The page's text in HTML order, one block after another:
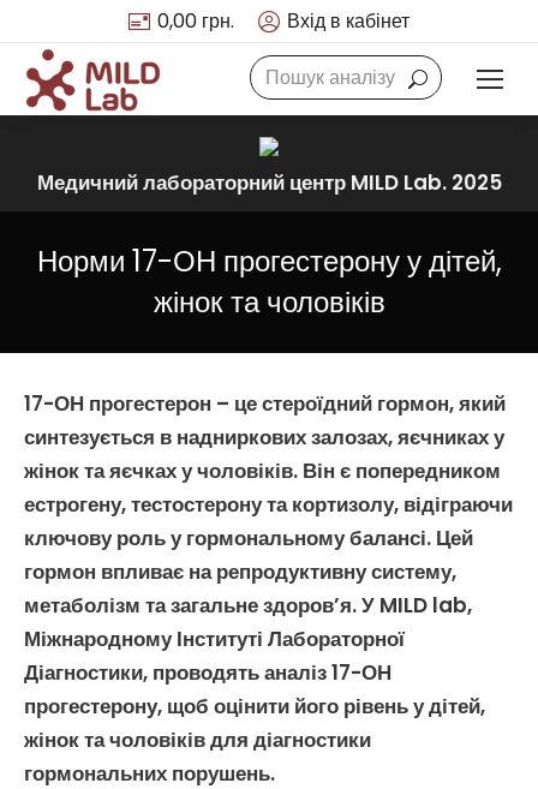
0,00 грн. Вхід в кабінет
Search:
Норми 17-ОН прогестерону у дітей,
жінок та чоловіків
17-ОН прогестерон – це стероїдний гормон, який
синтезується в надниркових залозах, яєчниках у
жінок та яєчках у чоловіків. Він є попередником
естрогену,тестостеронутакортизолу, відіграючи
ключову роль угормональному балансі. Цей
гормон впливає нарепродуктивну систему,
метаболізм та загальне здоров’я. У MILD lab,
Міжнародному Інституті Лабораторної
Діагностики, проводятьаналіз 17-ОН
прогестерону, щоб оцінити його рівень удітей,
жіноктачоловіківдля діагностики
гормональних порушень.
Медичний лабораторний центр MILD Lab. 2025